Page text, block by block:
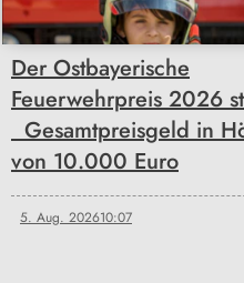
Der Ostbayerische
Feuerwehrpreis 2026
Gesamtpreisgeld in
von 10.000 Euro
5. Aug. 202610:07